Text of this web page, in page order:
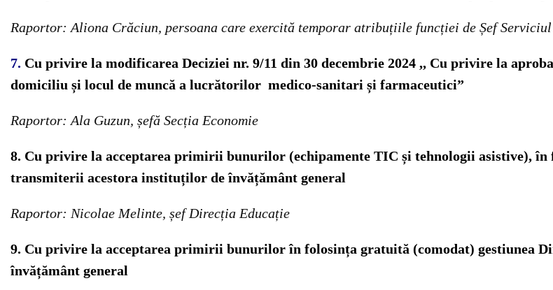
Raportor: Aliona Crăciun, persoana care exercită temporar atribuțiile funcției de Șef
7. Cu privire la modificarea Deciziei nr. 9/11 din 30 decembrie 2024 ,, Cu privire la
domiciliu și locul de muncă a lucrătorilor medico-sanitari și farmaceutici”
Raportor: Ala Guzun, șefă Secția Economie
8. Cu privire la acceptarea primirii bunurilor (echipamente TIC și tehnologii asistive), în
transmiterii acestora instituților de învățământ general
Raportor: Nicolae Melinte, șef Direcția Educație
9. Cu privire la acceptarea primirii bunurilor în folosința gratuită (comodat) gestiunea
învățământ general